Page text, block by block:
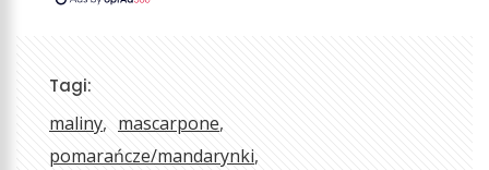
Tagi:
maliny
mascarpone
pomarańcze/mandarynki